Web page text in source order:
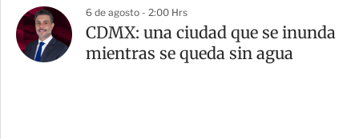
6 de agosto - 2:00 Hrs
CDMX: una ciudad que se inunda
mientras se queda sin agua